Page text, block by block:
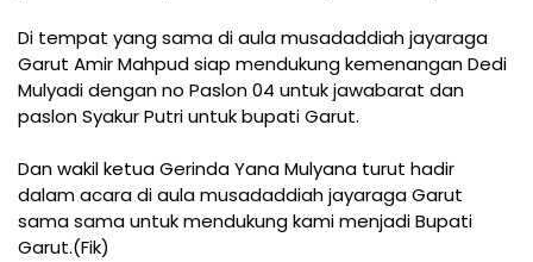
Di tempat yang sama di aula musadaddiah jayaraga
Garut Amir Mahpud siap mendukung kemenangan Dedi
Mulyadi dengan no Paslon 04 untuk jawabarat dan
paslon Syakur Putri untuk bupati Garut.
Dan wakil ketua Gerinda Yana Mulyana turut hadir
dalam acara di aula musadaddiah jayaraga Garut
sama sama untuk mendukung kami menjadi Bupati
Garut.(Fik)